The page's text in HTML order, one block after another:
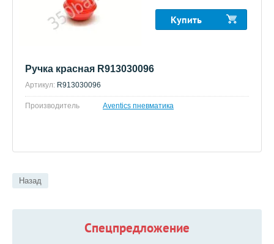
Спецпредложение
Купить
Ручка красная R913030096
Артикул: R913030096
Производитель Aventics пневматика
Назад